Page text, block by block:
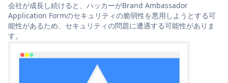
会社が成長し続けると、ハッカーがBrand Ambassador
Application Formのセキュリティの脆弱性を悪用しようとする可
能性があるため、セキュリティの問題に遭遇する可能性がありま
す。